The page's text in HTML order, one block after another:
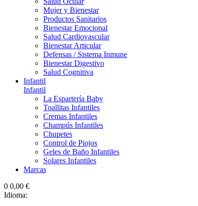
Mujer y Bienestar
Productos Sanitarios
Bienestar Emocional
Salud Cardiovascular
Bienestar Articular
Defensas / Sistema Inmune
Bienestar Digestivo
Salud Cognitiva
Infantil
Infantil
La Espartería Baby
Toallitas Infantiles
Cremas Infantiles
Champús Infantiles
Chupetes
Control de Piojos
Geles de Baño Infantiles
Solares Infantiles
Marcas
0 0,00 €
Idioma: